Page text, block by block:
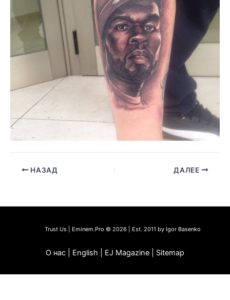
НАЗАД ДАЛЕЕ
Trust Us | Eminem.Pro © 2026 | Est. 2011 by Igor Basenko
О нас | English | EJ Magazine | Sitemap